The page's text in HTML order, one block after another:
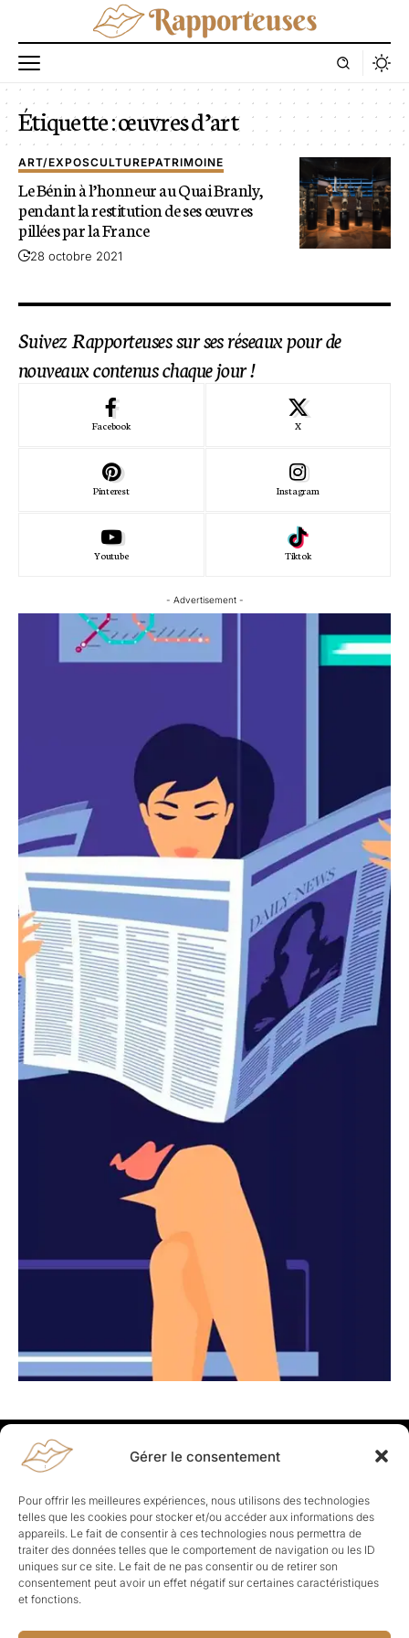
Gérer le consentement
Pour offrir les meilleures expériences, nous utilisons des technologies
telles que les cookies pour stocker et/ou accéder aux informations des
appareils. Le fait de consentir à ces technologies nous permettra de
traiter des données telles que le comportement de navigation ou les ID
uniques sur ce site. Le fait de ne pas consentir ou de retirer son
consentement peut avoir un effet négatif sur certaines caractéristiques
et fonctions.
Étiquette :œuvres d’art
ART/EXPOSCULTUREPATRIMOINE
Le Bénin à l’honneur au Quai Branly,
pendant la restitution de ses œuvres
pillées par la France
28 octobre 2021
Suivez Rapporteuses sur ses réseaux pour de
nouveaux contenus chaque jour !
Facebook X
Pinterest Instagram
Youtube Tiktok
- Advertisement -
Rapporteuses
À propos de Rapporteuses :Rapporteuses, c’est l’histoire de
Parisiennes, bien dans leurs baskets qui aiment rapporter ce qui leur
cause, leur apporte et leur rapporte !
Les Topics
Société Politique Business Culture
Sport
Lifestyle